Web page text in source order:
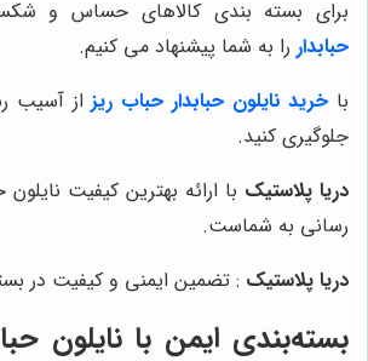
برای بسته بندی کالاهای حساس و
حبابدار را به شما پیشنهاد می کنیم.
با خرید نایلون حبابدار حباب ریزاز آسیب
جلوگیری کنید.
دریا پلاستیک با ارائه بهترین کیفیت
رسانی به شماست.
دریا پلاستیک : تضمین ایمنی و کیفیت در
بسته‌بندی ایمن با نایلون